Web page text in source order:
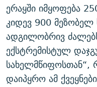
ერაყში იმყოფება
კიდევ 900 მეზობელ
ადგილობრივ
ექსტრემისტულ
დაიპყრო ამ